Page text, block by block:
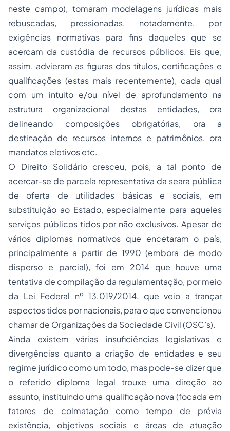
neste campo), tomaram modelagens jurídicas mais
rebuscadas, pressionadas, notadamente, por
exigências normativas para fins daqueles que se
acercam da custódia de recursos públicos. Eis que,
assim, advieram as figuras dos títulos, certificações e
qualificações (estas mais recentemente), cada qual
com um intuito e/ou nível de aprofundamento na
estrutura organizacional destas entidades, ora
delineando composições obrigatórias, ora a
destinação de recursos internos e patrimônios, ora
mandatos eletivos etc.
O Direito Solidário cresceu, pois, a tal ponto de
acercar-se de parcela representativa da seara pública
de oferta de utilidades básicas e sociais, em
substituição ao Estado, especialmente para aqueles
serviços públicos tidos por não exclusivos. Apesar de
vários diplomas normativos que encetaram o país,
principalmente a partir de 1990(embora de modo
disperso e parcial), foi em 2014 que houve uma
tentativa de compilação da regulamentação, por meio
da Lei Federal nº 13.019/2014, que veio a trançar
aspectos tidos por nacionais, para o que convencionou
chamar de Organizações da Sociedade Civil(OSC’s).
Ainda existem várias insuficiências legislativas e
divergências quanto a criação de entidades e seu
regime jurídico como um todo, mas pode-se dizer que
o referido diploma legal trouxe uma direção ao
assunto, instituindo uma qualificação nova (focada em
fatores de colmatação como tempo de prévia
existência, objetivos sociais e áreas de atuação